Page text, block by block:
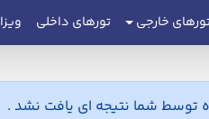
خارجی تورهای داخلی ویزا
توسط شما نتیجه ای یافت نشد .